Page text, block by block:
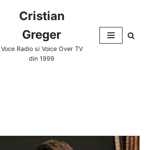
Cristian
Greger
Voce Radio si Voice Over TV
din 1999